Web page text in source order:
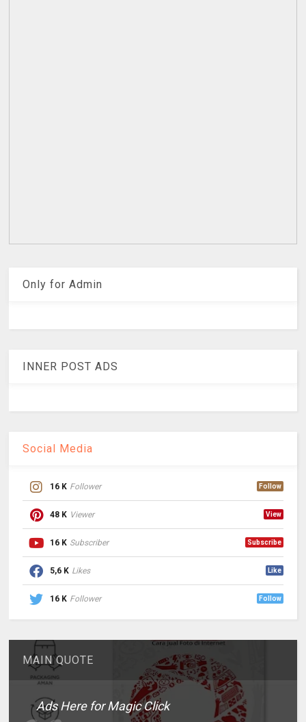
Only for Admin
INNER POST ADS
Social Media
16 K Follower Follow
48 K Viewer View
16 K Subscriber Subscribe
5,6 K Likes Like
16 K Follower Follow
MAIN QUOTE
Ads Here for Magic Click